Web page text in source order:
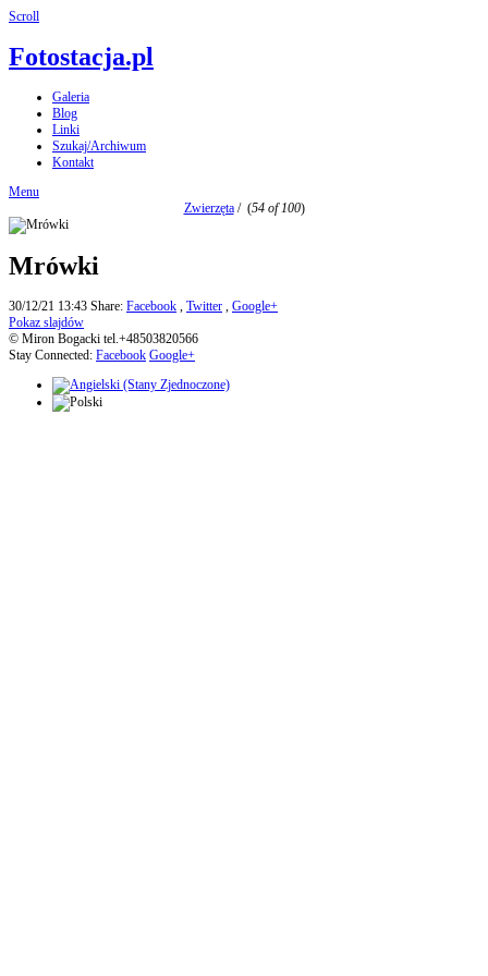
Scroll
Fotostacja.pl
Galeria
Blog
Linki
Szukaj/Archiwum
Kontakt
Menu
Zwierzęta/ (54 of 100)
Mrówki
30/12/21 13:43 Share: Facebook , Twitter , Google+
Pokaz slajdów
© Miron Bogacki tel.+48503820566
Stay Connected: Facebook Google+